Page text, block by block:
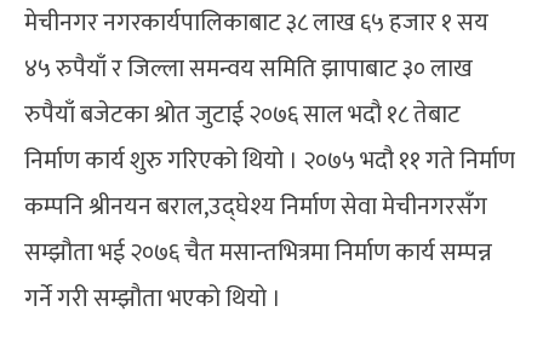
मेचीनगर नगरकार्यपालिकाबाट ३८ लाख ६५ हजार १ सय
४५ रुपैयाँ र जिल्ला समन्वय समिति झापाबाट ३० लाख
रुपैयाँ बजेटका श्रोत जुटाई २०७६ साल भदौ १८ तेबाट
निर्माण कार्य शुरु गरिएको थियो । २०७५ भदौ ११ गते निर्माण
कम्पनि श्रीनयन बराल,उद्घेश्य निर्माण सेवा मेचीनगरसँग
सम्झौता भई २०७६ चैत मसान्तभित्रमा निर्माण कार्य सम्पन्न
गर्ने गरी सम्झौता भएको थियो ।